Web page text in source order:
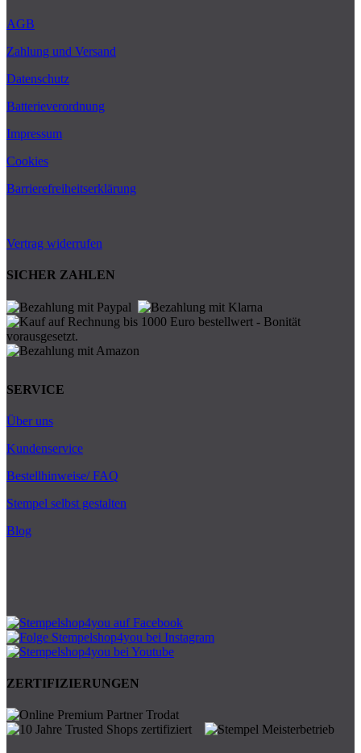
AGB
Zahlung und Versand
Datenschutz
Batterieverordnung
Impressum
Cookies
Barrierefreiheitserklärung
Vertrag widerrufen
SICHER ZAHLEN
SERVICE
Über uns
Kundenservice
Bestellhinweise/ FAQ
Stempel selbst gestalten
Blog
ZERTIFIZIERUNGEN